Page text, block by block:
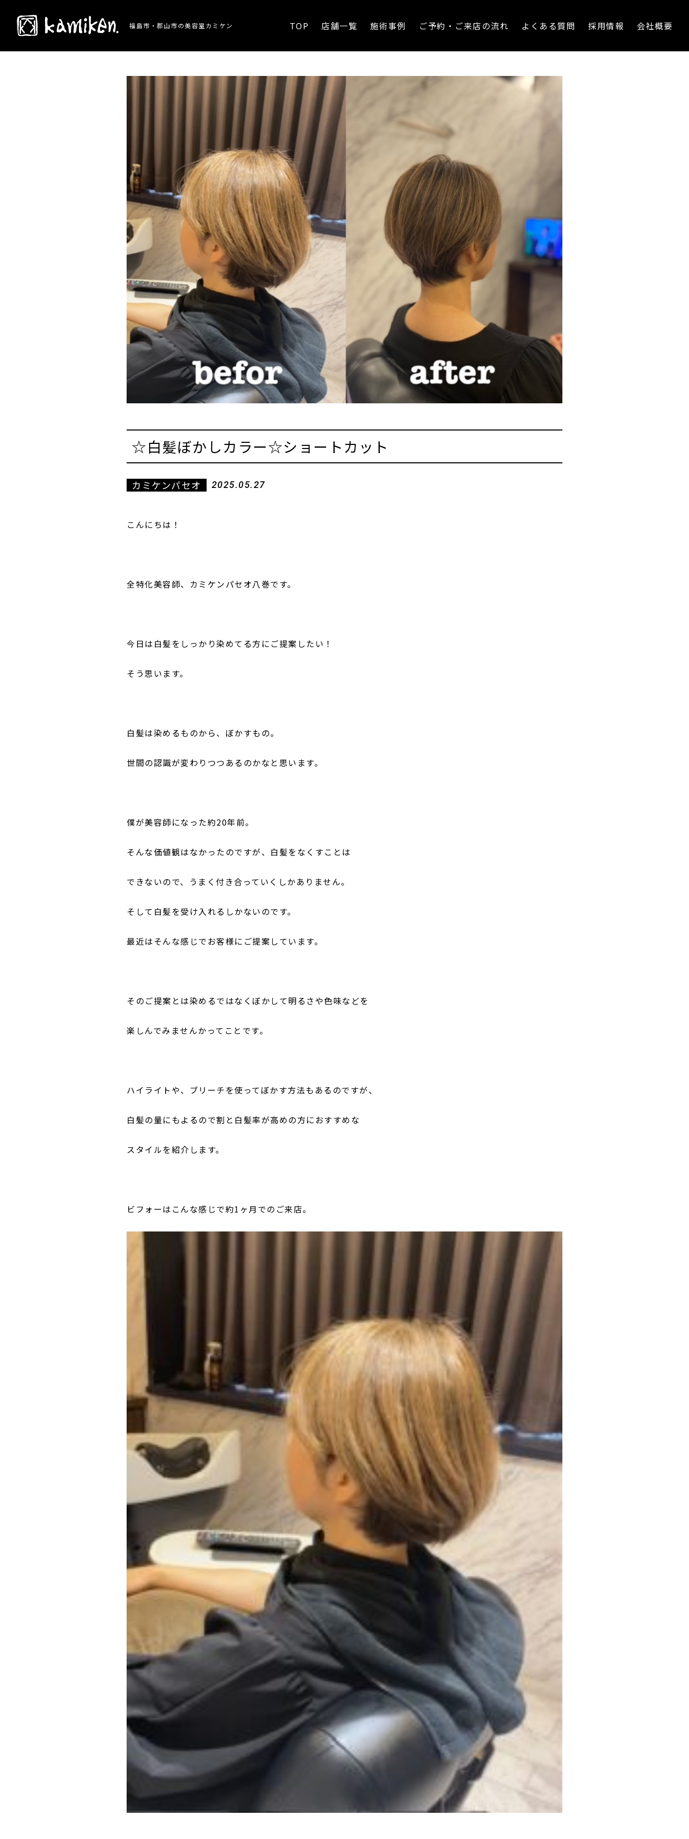
福島市・郡山市の美容室カミケン TOP 店舗一覧 施術事例 ご予約・ご来店の流れ よくある質問 採用情報 会社概要
TOP > 施術事例 > ☆白髪ぼかしカラー☆ショートカット
☆白髪ぼかしカラー☆ショートカット
カミケンパセオ 2025.05.27
こんにちは！
全特化美容師、カミケンパセオ八巻です。
今日は白髪をしっかり染めてる方にご提案したい！
そう思います。
白髪は染めるものから、ぼかすもの。
世間の認識が変わりつつあるのかなと思います。
僕が美容師になった約20年前。
そんな価値観はなかったのですが、白髪をなくすことは
できないので、うまく付き合っていくしかありません。
そして白髪を受け入れるしかないのです。
最近はそんな感じでお客様にご提案しています。
そのご提案とは染めるではなくぼかして明るさや色味などを
楽しんでみませんかってことです。
ハイライトや、ブリーチを使ってぼかす方法もあるのですが、
白髪の量にもよるので割と白髪率が高めの方におすすめな
スタイルを紹介します。
ビフォーはこんな感じで約1ヶ月でのご来店。